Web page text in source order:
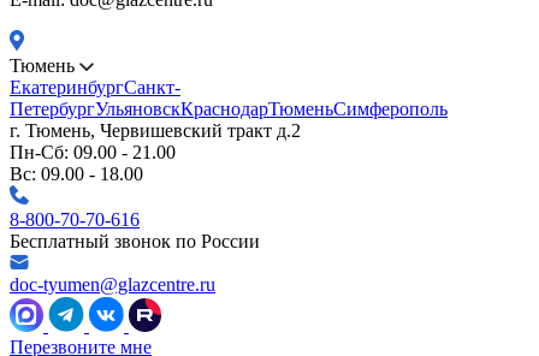
Тюмень
ЕкатеринбургСанкт-
ПетербургУльяновскКраснодарТюменьСимферополь
г. Тюмень, Червишевский тракт д.2
Пн-Сб: 09.00 - 21.00
Вс: 09.00 - 18.00
8-800-70-70-616
Бесплатный звонок по России
doc-tyumen@glazcentre.ru
Перезвоните мне